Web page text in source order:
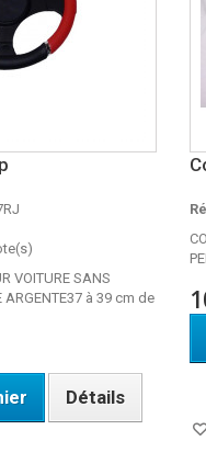
VOITURE SANS
ARGENTE37 à 39 cm de
Détails